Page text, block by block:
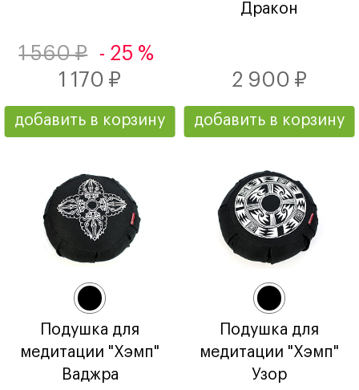
1 560 ₽
- 25 %
1 170 ₽
добавить в корзину
Дракон
2 900 ₽
добавить в корзину
Подушка для
медитации "Хэмп"
Ваджра
Подушка для
медитации "Хэмп"
Узор